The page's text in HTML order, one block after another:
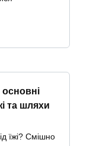
та шляхи
їжі? Смішно